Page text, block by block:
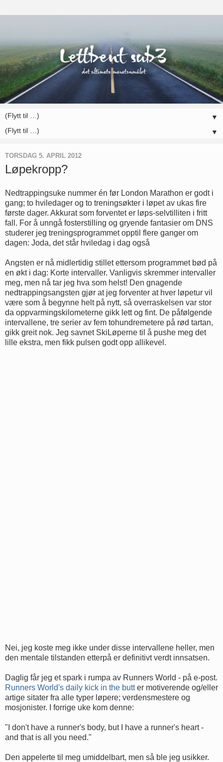
▼
▼
TORSDAG 5. APRIL 2012
Løpekropp?
Nedtrappingsuke nummer én før London Marathon er godt i
gang; to hviledager og to treningsøkter i løpet av ukas fire
første dager. Akkurat som forventet er løps-selvtilliten i fritt
fall. For å unngå fosterstilling og gryende fantasier om DNS
studerer jeg treningsprogrammet opptil flere ganger om
dagen: Joda, det står hviledag i dag også
Angsten er nå midlertidig stillet ettersom programmet bød på
en økt i dag: Korte intervaller. Vanligvis skremmer intervaller
meg, men nå tar jeg hva som helst! Den gnagende
nedtrappingsangsten gjør at jeg forventer at hver løpetur vil
være som å begynne helt på nytt, så overraskelsen var stor
da oppvarmingskilometerne gikk lett og fint. De påfølgende
intervallene, tre serier av fem tohundremetere på rød tartan,
gikk greit nok. Jeg savnet SkiLøperne til å pushe meg det
lille ekstra, men fikk pulsen godt opp allikevel.
Nei, jeg koste meg ikke under disse intervallene heller, men
den mentale tilstanden etterpå er definitivt verdt innsatsen.
Daglig får jeg et spark i rumpa av Runners World - på e-post.
Runners World's daily kick in the butter motiverende og/eller
artige sitater fra alle typer løpere; verdensmestere og
mosjonister. I forrige uke kom denne:
"I don't have a runner's body, but I have a runner's heart -
and that is all you need."
Den appelerte til meg umiddelbart, men så ble jeg usikker.